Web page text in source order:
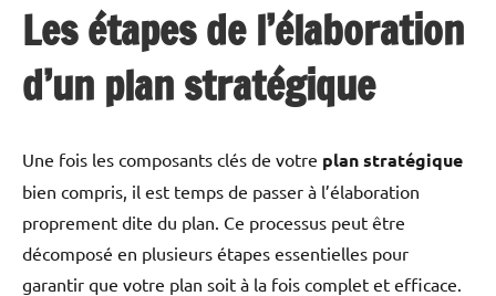
Les étapes de l’élaboration
d’un plan stratégique
Une fois les composants clés de votre plan stratégique
bien compris, il est temps de passer à l’élaboration
proprement dite du plan. Ce processus peut être
décomposé en plusieurs étapes essentielles pour
garantir que votre plan soit à la fois complet et efficace.